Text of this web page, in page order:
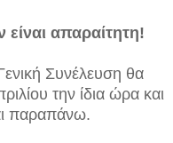
απαραίτητη!
Συνέλευση θα
την ίδια ώρα και
παραπάνω.